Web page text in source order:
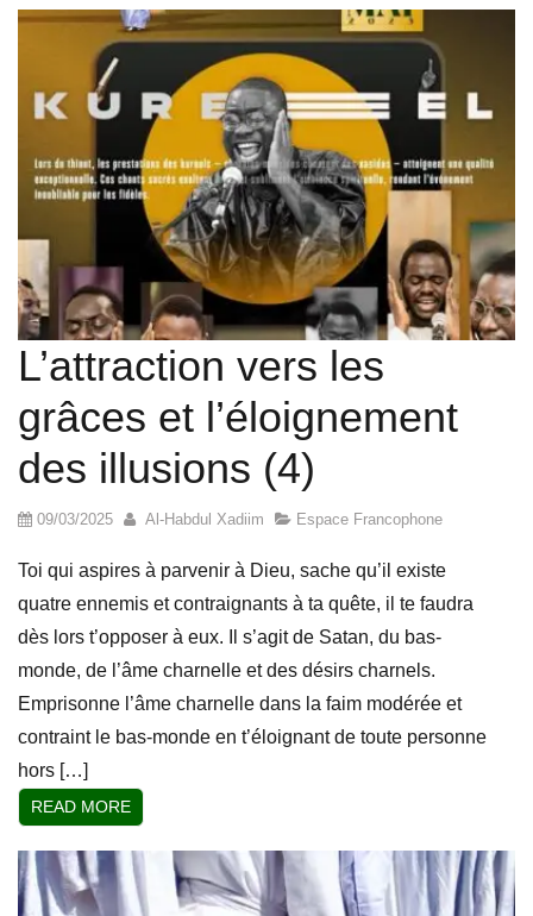
L’attraction vers les
grâces et l’éloignement
des illusions (4)
09/03/2025 Al-Habdul Xadiim Espace Francophone
Toi qui aspires à parvenir à Dieu, sache qu’il existe
quatre ennemis et contraignants à ta quête, il te faudra
dès lors t’opposer à eux. Il s’agit de Satan, du bas-
monde, de l’âme charnelle et des désirs charnels.
Emprisonne l’âme charnelle dans la faim modérée et
contraint le bas-monde en t’éloignant de toute personne
hors […]
READ MORE